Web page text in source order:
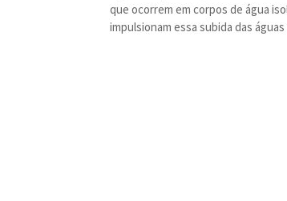
que ocorrem em corpos de água
impulsionam essa subida das